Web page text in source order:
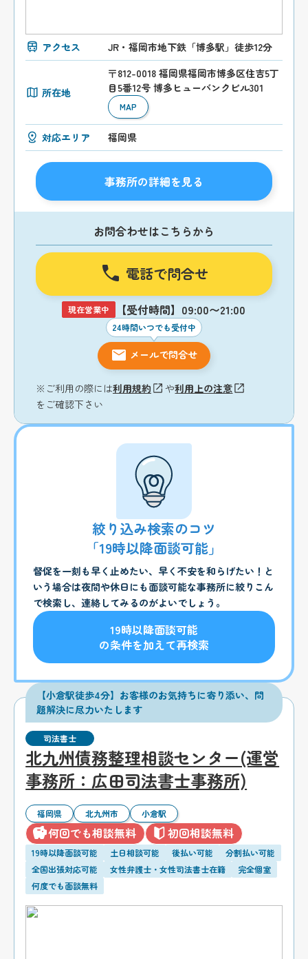
アクセス JR・福岡市地下鉄「博多駅」徒歩12分
所在地
〒812-0018 福岡県福岡市博多区住吉5丁
目5番12号 博多ヒューバンクビル301
MAP
対応エリア 福岡県
事務所の詳細を見る
お問合わせはこちらから
電話で問合せ
現在営業中 【受付時間】09:00〜21:00
24時間いつでも受付中
メールで問合せ
※ご利用の際には利用規約 や利用上の注意
をご確認下さい
絞り込み検索のコツ
「19時以降面談可能」
督促を一刻も早く止めたい、早く不安を和らげたい！と
いう場合は夜間や休日にも面談可能な事務所に絞りこん
で検索し、連絡してみるのがよいでしょう。
19時以降面談可能
の条件を加えて再検索
【小倉駅徒歩4分】お客様のお気持ちに寄り添い、問
題解決に尽力いたします
司法書士
北九州債務整理相談センター(運営
事務所：広田司法書士事務所)
福岡県 北九州市 小倉駅
何回でも相談無料 初回相談無料
19時以降面談可能 土日相談可能 後払い可能
分割払い可能
全国出張対応可能
女性弁護士・女性司法書士在籍
完全個室
何度でも面談無料